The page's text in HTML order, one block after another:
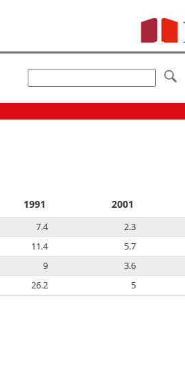
1991 2001
7.4 2.3
11.4 5.7
9 3.6
26.2 5